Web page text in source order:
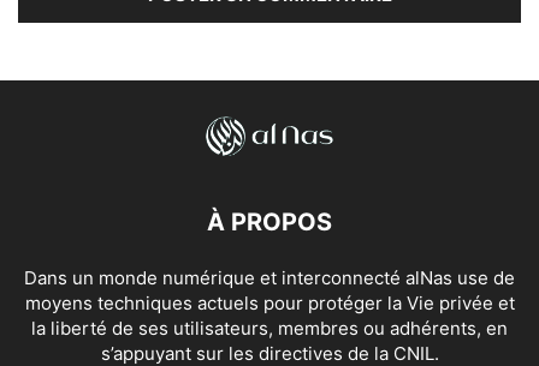
À PROPOS
Dans un monde numérique et interconnecté alNas use de
moyens techniques actuels pour protéger la Vie privée et
la liberté de ses utilisateurs, membres ou adhérents, en
s’appuyant sur les directives de la CNIL.